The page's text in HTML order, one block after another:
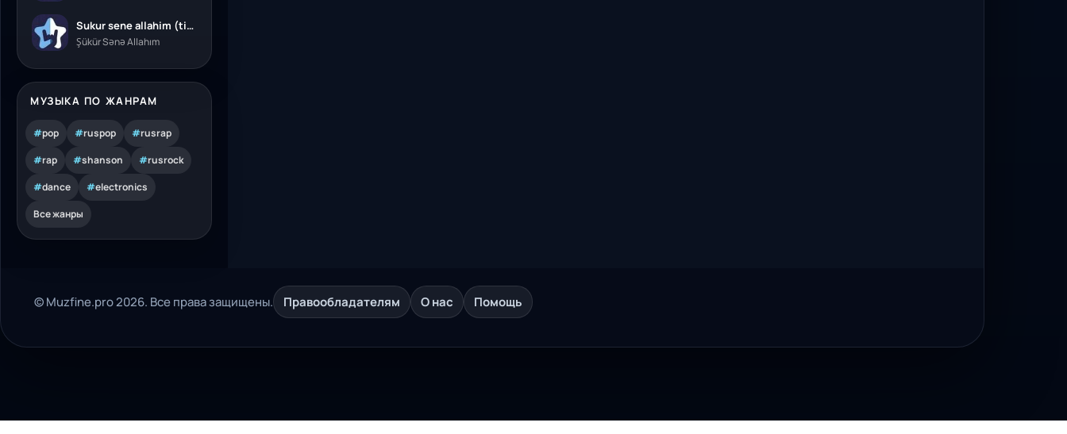
Sukur sene allahim (tik tok)
Şükür Sənə Allahım
МУЗЫКА ПО ЖАНРАМ
#pop #ruspop #rusrap
#rap #shanson #rusrock
#dance #electronics
Все жанры
© Muzfine.pro 2026. Все права защищены. Правообладателям О нас Помощь